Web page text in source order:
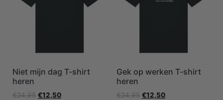
Niet mijn dag T-shirt
heren
€24,95 €12,50
Gek op werken T-shirt
heren
€24,95 €12,50